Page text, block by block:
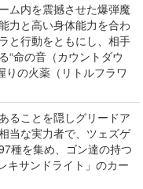
ム内を震撼させた爆弾魔
力と高い身体能力を合わ
と行動をともにし、相手
“命の音（カウントダウ
りの火薬（リトルフラワ
ることを隠しグリードア
当な実力者で、ツェズゲ
種を集め、ゴン達の持つ
キサンドライト」のカー